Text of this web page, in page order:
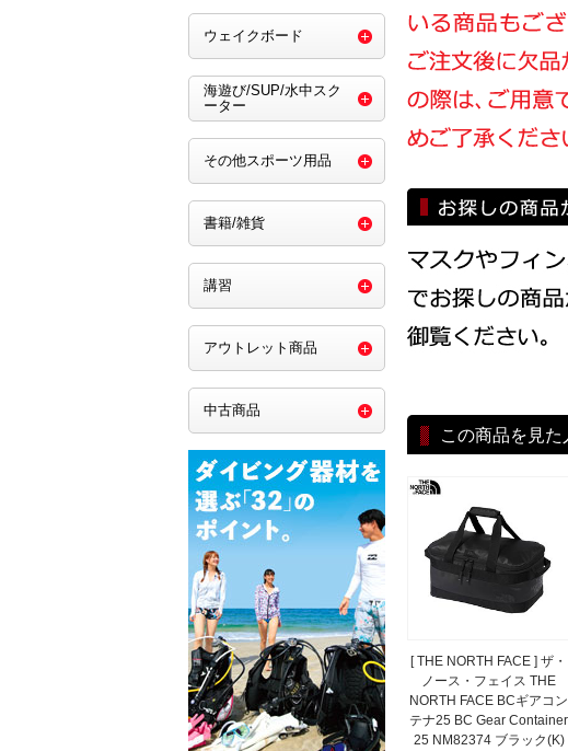
この商品を見
[ THE NORTH FACE ] ザ・
ノース・フェイス THE
NORTH FACE BCギアコン
テナ25 BC Gear Container
25 NM82374 ブラック(K)
ウェイクボード
海遊び/SUP/水中スク
ーター
その他スポーツ用品
書籍/雑貨
講習
アウトレット商品
中古商品